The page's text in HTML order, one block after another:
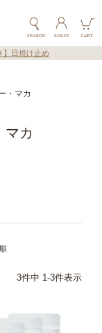
】日焼け止め
・マカ
マカ
3件中 1-3件表示